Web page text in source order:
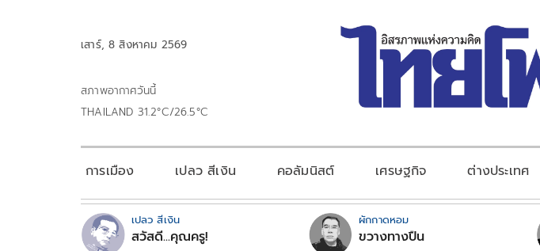
เสาร์, 8 สิงหาคม 2569
สภาพอากาศวันนี้
THAILAND 31.2°C/26.5°C
การเมือง เปลว สีเงิน คอลัมนิสต์ เศรษฐกิจ ต่างประเทศ
เปลว สีเงิน
สวัสดี...คุณครู!
ผักกาดหอม
ขวางทางปืน